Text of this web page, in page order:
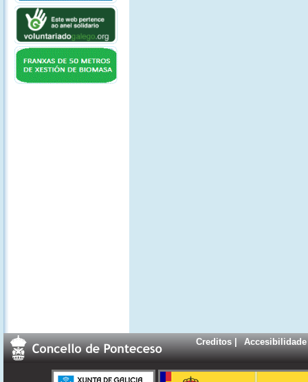
Creditos| Accesibilidade